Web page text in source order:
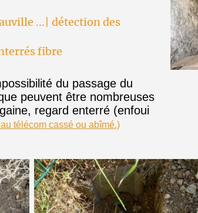
...| détection des
fibre
du passage du
peuvent être nombreuses
regard enterré (enfoui
télécom cassé ou abîmé.)